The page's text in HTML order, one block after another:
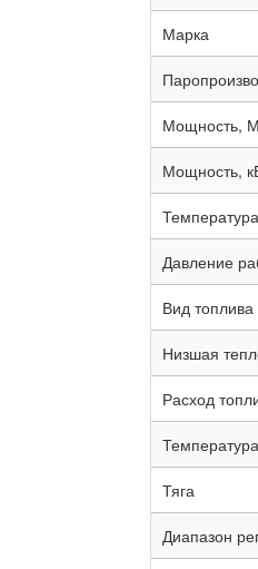
Марка
Мощность,
Мощность,
Давление
Вид топлива
Низшая
Расход
Тяга
Диапазон